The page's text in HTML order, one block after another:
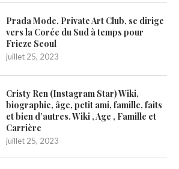
Prada Mode, Private Art Club, se dirige
vers la Corée du Sud à temps pour
Frieze Seoul
juillet 25, 2023
Cristy Ren (Instagram Star) Wiki,
biographie, âge, petit ami, famille, faits
et bien d’autres. Wiki , Age , Famille et
Carrière
juillet 25, 2023